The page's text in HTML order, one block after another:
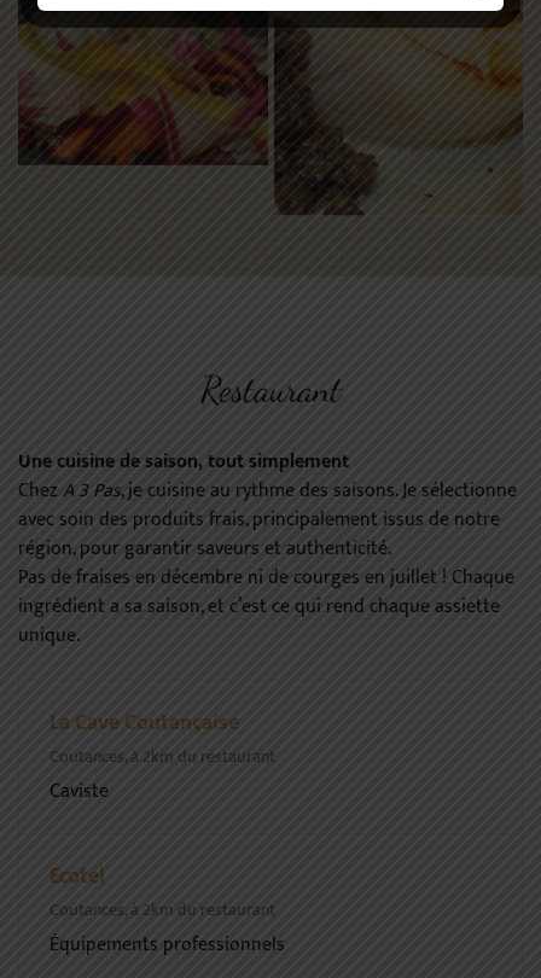
Restaurant
Une cuisine de saison, tout simplement
ChezA 3 Pas, je cuisine au rythme des saisons. Je sélectionne
avec soin des produits frais, principalement issus de notre
région, pour garantir saveurs et authenticité.
Pas de fraises en décembre ni de courges en juillet ! Chaque
ingrédient a sa saison, et c’est ce qui rend chaque assiette
unique.
La Cave Coutançaise
Coutances, à 2km du restaurant
Caviste
Ecotel
Coutances, à 2km du restaurant
Équipements professionnels